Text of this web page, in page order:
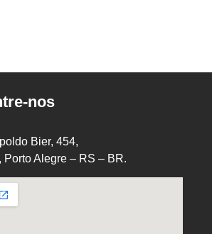
nos
Bier, 454,
Porto Alegre – RS – BR.